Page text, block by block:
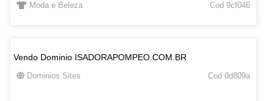
Moda e Beleza Cod 9cf046
Vendo Dominio ISADORAPOMPEO.COM.BR
Dominios Sites Cod 0d809a